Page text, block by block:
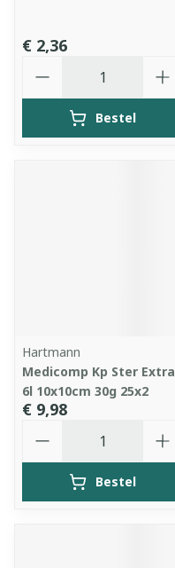
€ 2,36
Bestel
Hartmann
Medicomp Kp Ster Extra
6l 10x10cm 30g 25x2
€ 9,98
Bestel